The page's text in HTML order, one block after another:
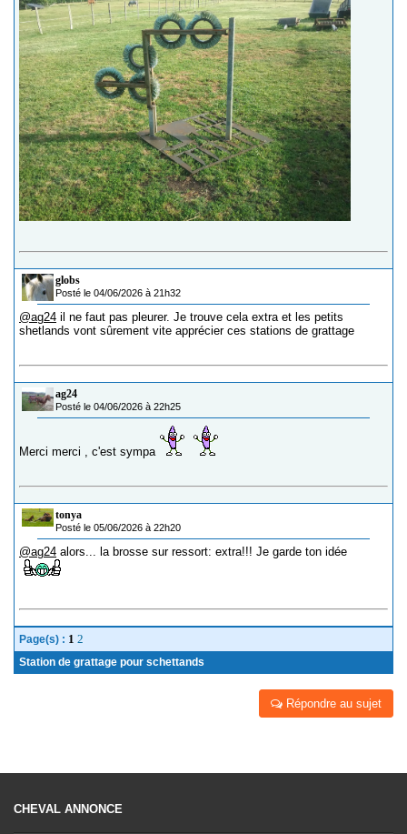
globs
Posté le 04/06/2026 à 21h32
@ag24 il ne faut pas pleurer. Je trouve cela extra et les petits
shetlands vont sûrement vite apprécier ces stations de grattage
ag24
Posté le 04/06/2026 à 22h25
Merci merci , c'est sympa
tonya
Posté le 05/06/2026 à 22h20
@ag24 alors... la brosse sur ressort: extra!!! Je garde ton idée
Page(s) : 1 2
Station de grattage pour schettands
Répondre au sujet
CHEVAL ANNONCE